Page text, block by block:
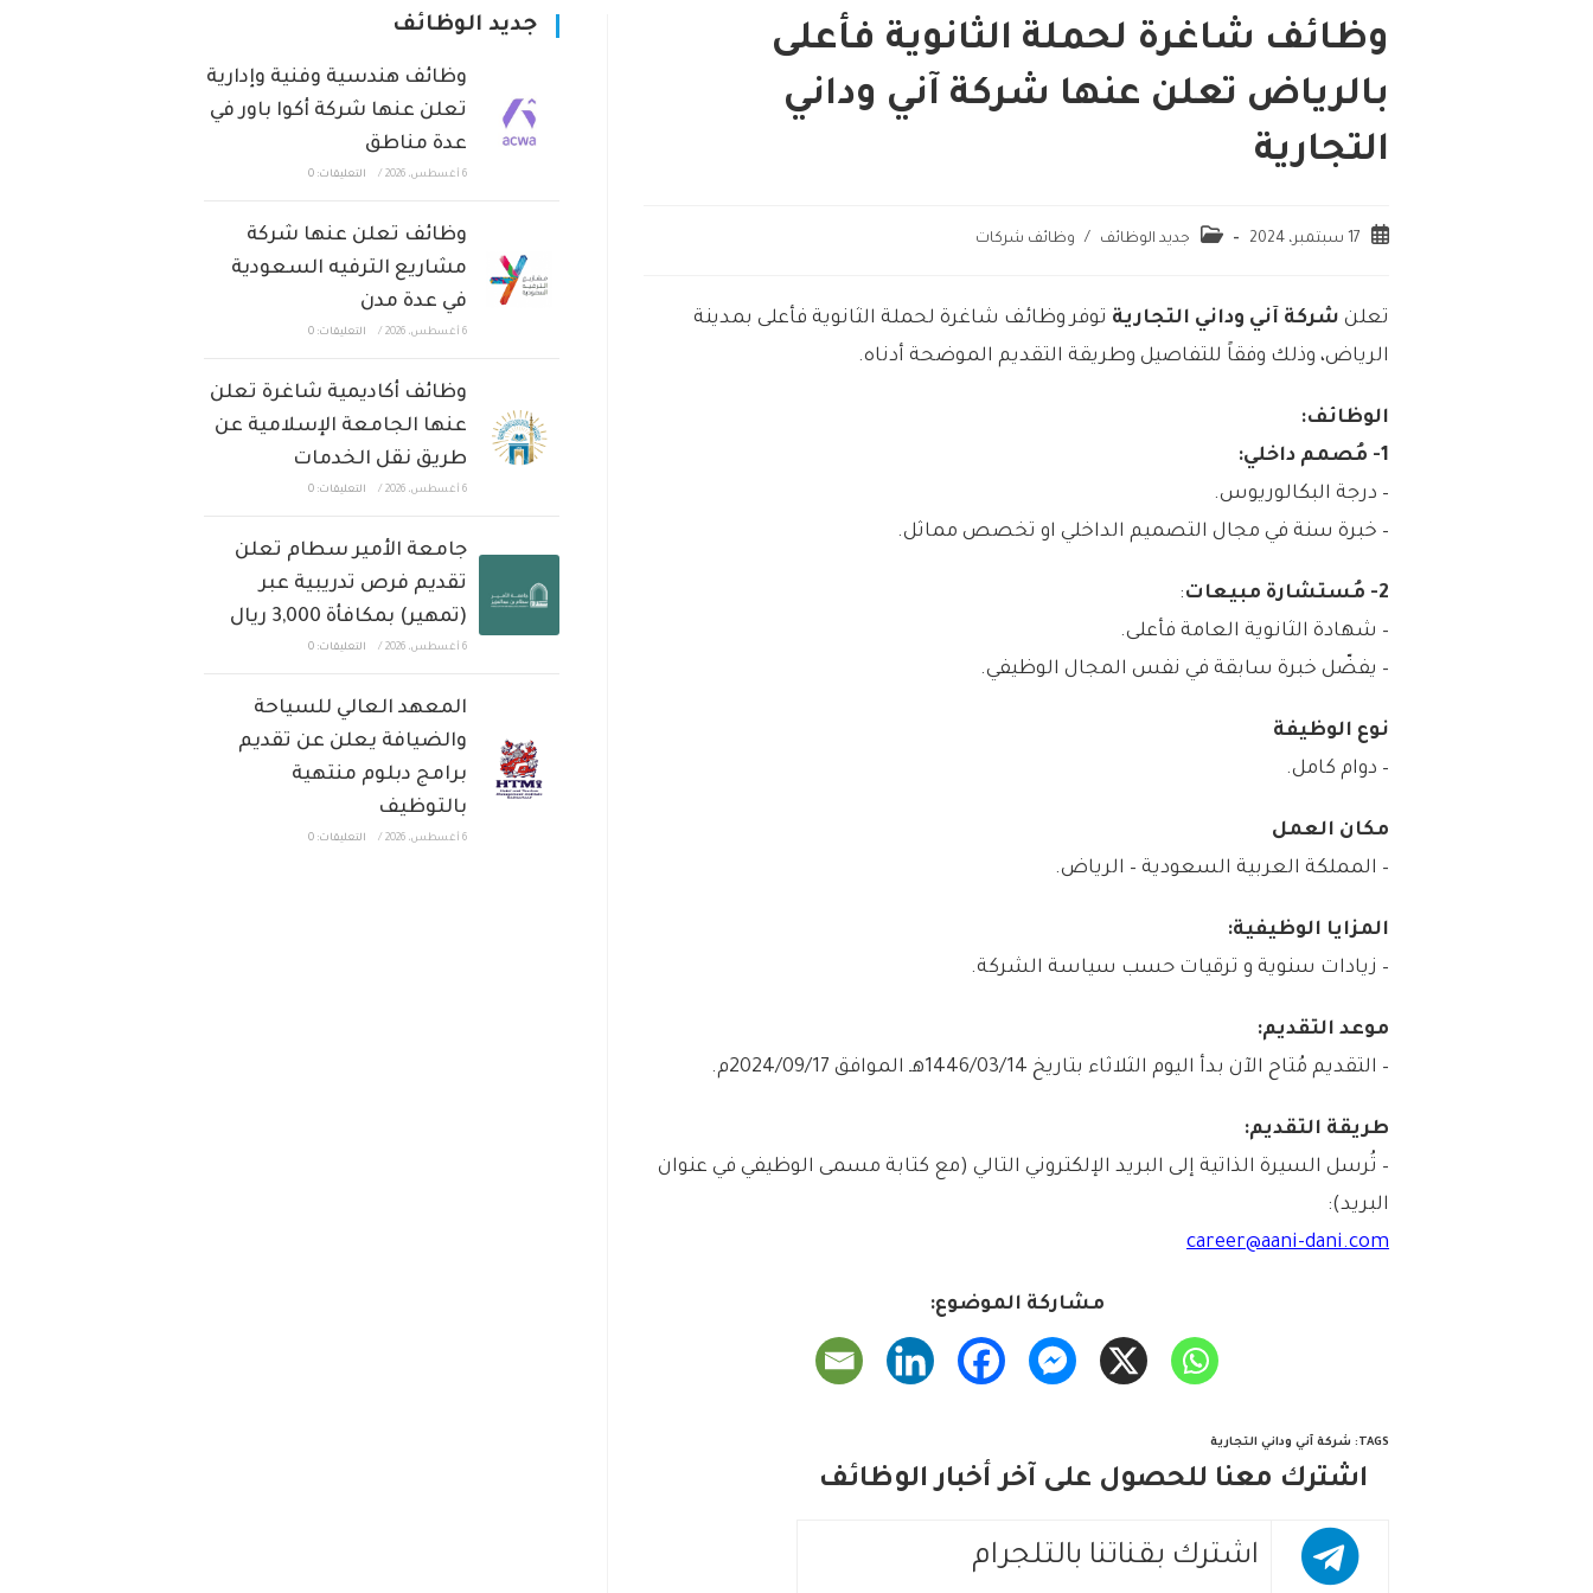
وظائف شاغرة لحملة الثانوية فأعلى
بالرياض تعلن عنها شركة آني وداني
التجارية
17 سبتمبر، 2024 جديد الوظائف / وظائف شركات
تعلن شركة آني وداني التجارية توفر وظائف شاغرة لحملة الثانوية فأعلى بمدينة
الرياض، وذلك وفقاً للتفاصيل وطريقة التقديم الموضحة أدناه.
الوظائف:
1- مُصمم داخلي:
– درجة البكالوريوس.
– خبرة سنة في مجال التصميم الداخلي او تخصص مماثل.
2- مُستشارة مبيعات
:
– شهادة الثانوية العامة فأعلى.
– يفضّل خبرة سابقة في نفس المجال الوظيفي.
نوع الوظيفة
– دوام كامل.
مكان العمل
– المملكة العربية السعودية – الرياض.
المزايا الوظيفية:
– زيادات سنوية و ترقيات حسب سياسة الشركة.
موعد التقديم:
– التقديم مُتاح الآن بدأ اليوم الثلاثاء بتاريخ 1446/03/14هـ الموافق 2024/09/17م.
طريقة التقديم:
– تُرسل السيرة الذاتية إلى البريد الإلكتروني التالي (مع كتابة مسمى الوظيفي في عنوان
البريد):
career@aani-dani.com
مشاركة الموضوع:
TAGS
: شركة آني وداني التجارية
اشترك معنا للحصول على آخر أخبار الوظائف
اشترك بقناتنا بالتلجرام
جديد الوظائف
وظائف هندسية وفنية وإدارية
تعلن عنها شركة أكوا باور في
عدة مناطق
6 أغسطس، 2026 / التعليقات: 0
وظائف تعلن عنها شركة
مشاريع الترفيه السعودية
في عدة مدن
6 أغسطس، 2026 / التعليقات: 0
وظائف أكاديمية شاغرة تعلن
عنها الجامعة الإسلامية عن
طريق نقل الخدمات
6 أغسطس، 2026 / التعليقات: 0
جامعة الأمير سطام تعلن
تقديم فرص تدريبية عبر
(تمهير) بمكافأة 3,000 ريال
6 أغسطس، 2026 / التعليقات: 0
المعهد العالي للسياحة
والضيافة يعلن عن تقديم
برامج دبلوم منتهية
بالتوظيف
6 أغسطس، 2026 / التعليقات: 0